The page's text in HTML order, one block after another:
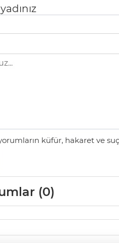
küfür, hakaret ve
(0)